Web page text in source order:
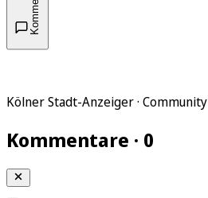
Kölner Stadt-Anzeiger · Community
Kommentare · 0